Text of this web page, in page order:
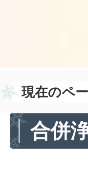
現在のペ
合併